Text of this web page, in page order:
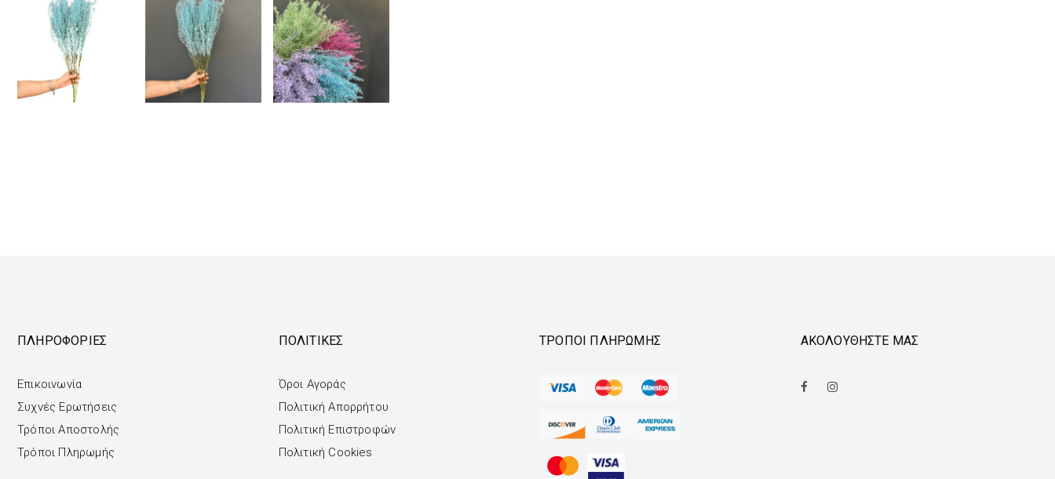
ΠΛΗΡΟΦΟΡΙΕΣ
Επικοινωνία
Συχνές Ερωτήσεις
Τρόποι Αποστολής
Τρόποι Πληρωμής
ΠΟΛΙΤΙΚΕΣ
Όροι Αγοράς
Πολιτική Απορρήτου
Πολιτική Επιστροφών
Πολιτική Cookies
ΤΡΌΠΟΙ ΠΛΗΡΩΜΉΣ ΑΚΟΛΟΥΘΗΣΤΕ ΜΑΣ